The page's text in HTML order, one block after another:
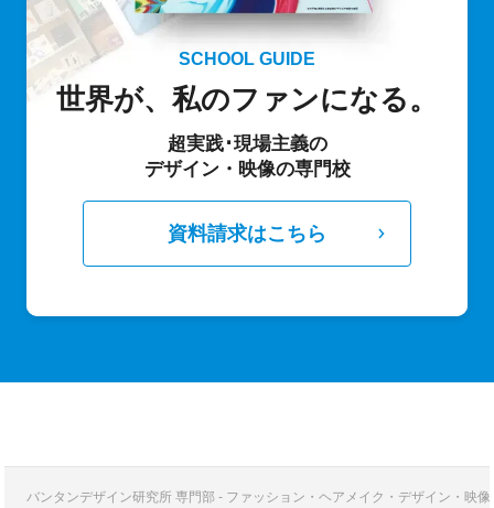
SCHOOL GUIDE
世界が、私のファンになる。
超実践･現場主義の
デザイン・映像の専門校
資料請求はこちら
バンタンデザイン研究所 専門部 - ファッション・ヘアメイク・デザイン・映